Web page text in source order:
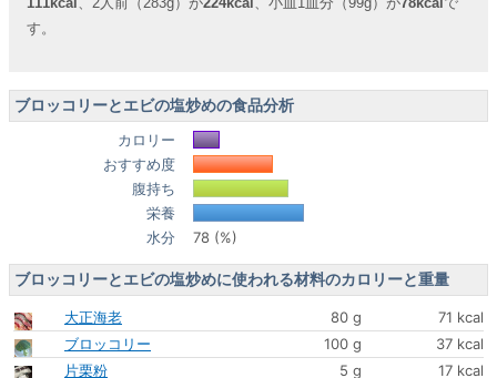
す。
ブロッコリーとエビの塩炒めの食品分析
カロリー
おすすめ度
腹持ち
栄養
水分
78 (%)
ブロッコリーとエビの塩炒めに使われる材料のカロリーと重量
大正海老 80 g
71 kcal
ブロッコリー
100 g
37 kcal
片栗粉
5 g
17 kcal